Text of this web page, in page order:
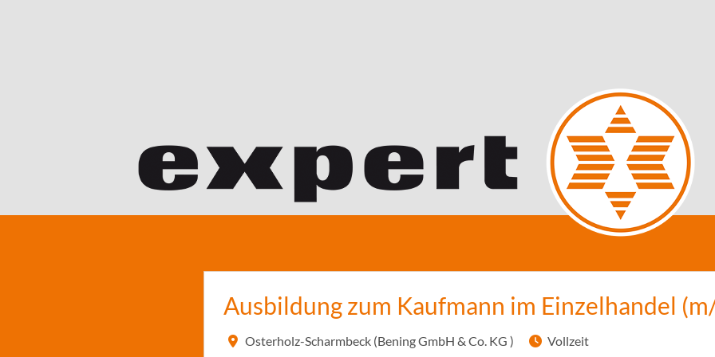
Ausbildung zum Kaufmann im Einzelhandel
Osterholz-Scharmbeck (Bening GmbH & Co. KG )
Vollzeit